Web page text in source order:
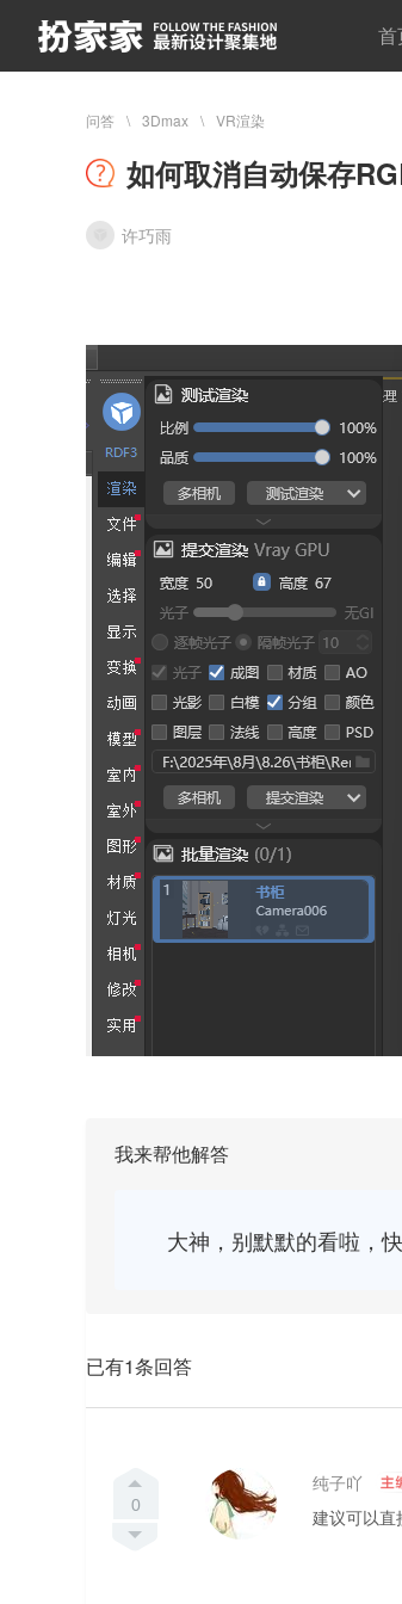
首
问答 3Dmax VR渲染
如何取消自动保存
许巧雨
我来帮他解答
大神，别默默的看啦，
已有1条回答
0
纯子吖
建议可以直